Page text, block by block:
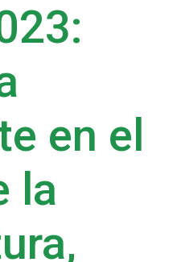
en el
la